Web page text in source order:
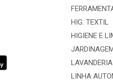
HIG. TEXTIL
HIGIENE E
LAVANDERIA
LINHA